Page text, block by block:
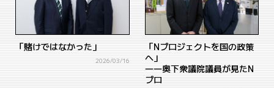
「賭けではなかった」
2026/03/16
「Nプロジェクトを国の政策
へ」
――奥下衆議院議員が見たN
プロ